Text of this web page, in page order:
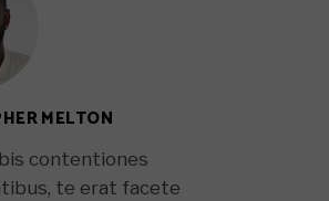
MELTON
contentiones
te erat facete